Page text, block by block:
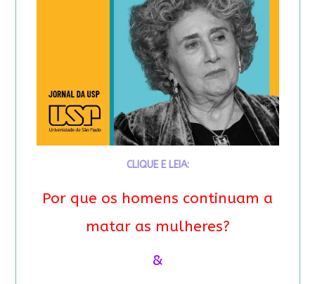
CLIQUE E LEIA:
Por que os homens continuam a
matar as mulheres?
&